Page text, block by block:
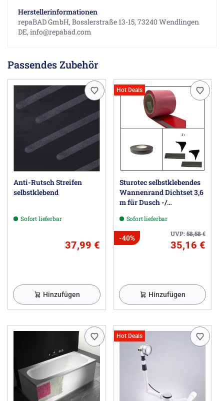
Herstellerinformationen
repaBAD GmbH, Bosslerstraße 13-15, 73240 Wendlingen
DE, info@repabad.com
Passendes Zubehör
Anti-Rutsch Streifen
selbstklebend
Sofort lieferbar
37,99 €
Hinzufügen
Hot Deals
Sturotec selbstklebendes
Wannenrand Dichtset 3,6
m für Dusch -/
Sofort lieferbar
UVP:58,58€
-40%
35,16 €
Hinzufügen
Hot Deals